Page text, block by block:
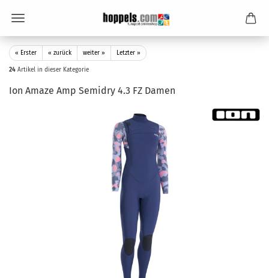
« Erster « zurück weiter » Letzter »
24 Artikel in dieser Kategorie
Ion Amaze Amp Semidry 4.3 FZ Damen